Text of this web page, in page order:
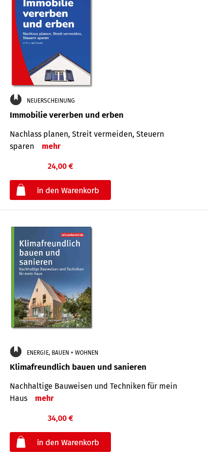
NEUERSCHEINUNG
Immobilie vererben und erben
Nachlass planen, Streit vermeiden, Steuern
sparen
mehr
24,00 €
ENERGIE, BAUEN + WOHNEN
Klimafreundlich bauen und sanieren
Nachhaltige Bauweisen und Techniken für mein
Haus
mehr
34,00 €